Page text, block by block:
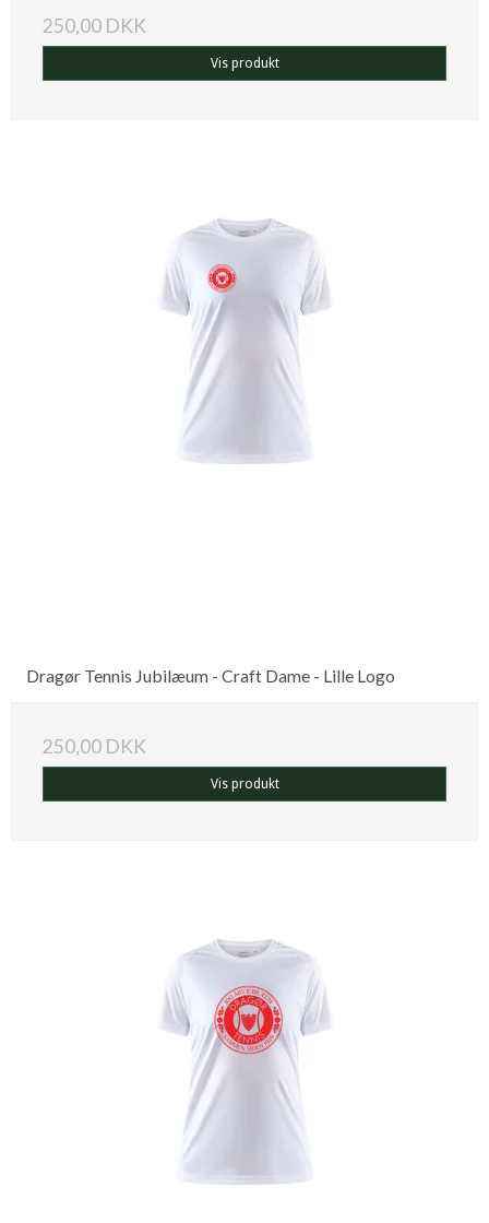
250,00 DKK
Vis produkt
Dragør Tennis Jubilæum - Craft Dame - Lille Logo
250,00 DKK
Vis produkt